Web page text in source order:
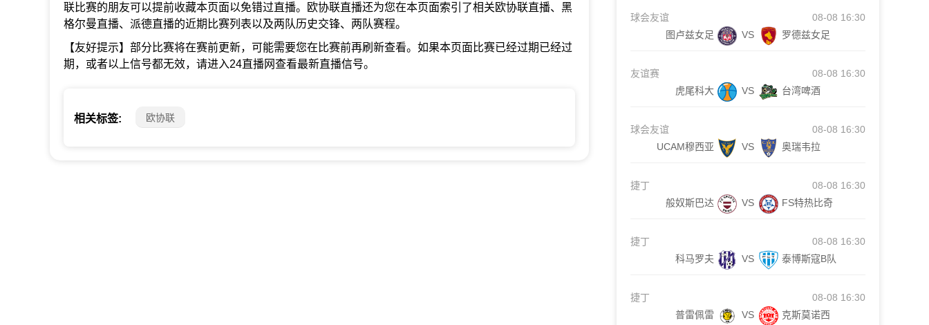
联比赛的朋友可以提前收藏本页面以免错过直播。欧协联直播还为您在本页面索引了相关欧协联直播、黑
格尔曼直播、派德直播的近期比赛列表以及两队历史交锋、两队赛程。
【友好提示】部分比赛将在赛前更新，可能需要您在比赛前再刷新查看。如果本页面比赛已经过期已经过
期，或者以上信号都无效，请进入24直播网查看最新直播信号。
相关标签: 欧协联
球会友谊
08-08 16:30
图卢兹女足
VS 罗德兹女足
友谊赛
08-08 16:30
虎尾科大
VS 台湾啤酒
球会友谊
08-08 16:30
UCAM穆西亚
VS 奥瑞韦拉
捷丁
08-08 16:30
般奴斯巴达
VS FS特热比奇
捷丁
08-08 16:30
科马罗夫
VS 泰博斯寇B队
捷丁
08-08 16:30
普雷佩雷
VS 克斯莫诺西